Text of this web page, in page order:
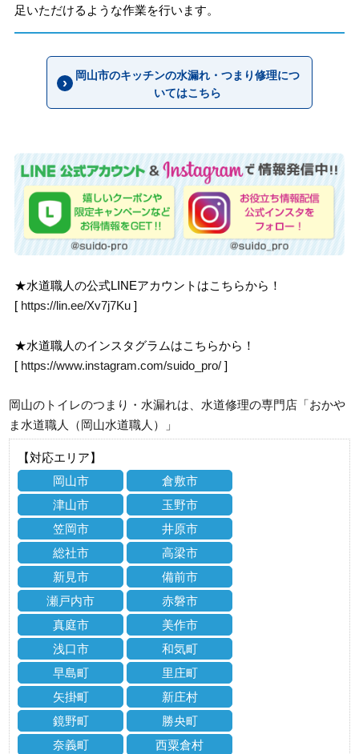
足いただけるような作業を行います。
岡山市のキッチンの水漏れ・つまり修理につ
いてはこちら
★水道職人の公式LINEアカウントはこちらから！
[ https://lin.ee/Xv7j7Ku ]
★水道職人のインスタグラムはこちらから！
[ https://www.instagram.com/suido_pro/ ]
岡山のトイレのつまり・水漏れは、水道修理の専門店「おかや
ま水道職人（岡山水道職人）」
【対応エリア】
岡山市
倉敷市
津山市
玉野市
笠岡市
井原市
総社市
高梁市
新見市
備前市
瀬戸内市
赤磐市
真庭市
美作市
浅口市
和気町
早島町
里庄町
矢掛町
新庄村
鏡野町
勝央町
奈義町
西粟倉村